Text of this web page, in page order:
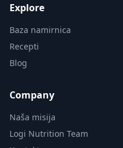
Explore
Baza namirnica
Recepti
Blog
Company
Naša misija
Logi Nutrition Team